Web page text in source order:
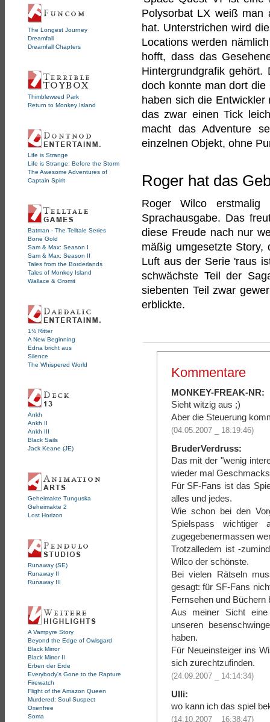
The Longest Journey
Dreamfall
Dreamfall Chapters
Thimbleweed Park
Return to Monkey Island
Life is Strange
Life is Strange: Before the Storm
The Awesome Adventures of
Captain Spirit
Batman - The Telltale Series
Bone Gold
Sam & Max: Season I
Sam & Max: Season II
Tales from the Borderlands
Tales of Monkey Island
Wallace & Gromit
1½ Ritter
A New Beginning
Edna bricht aus
Silence
The Whispered World
Ankh
Ankh II
Ankh III
Black Sails
Jack Keane (JE)
Geheimakte Tunguska
Geheimakte 2
Lost Horizon
Runaway (SE)
Runaway II
Runaway III
A Vampyre Story
Beyond the Edge of Owlsgard
Black Mirror
Black Mirror II
Erben der Erde
Everybody's Gone to the Rapture
Firewatch
Flight of the Amazon Queen
Murdered: Soul Suspect
Oxenfree
Soma
Polysorbat LX weiß man
hat. Unterstrichen wird
Locations werden
hofft, dass das
Hintergrundgrafik
doch konnte man dort
haben sich die
das zwar einen Tick
macht das Adventure
einzelnen Objekt, ohne
Roger hat das
Roger Wilco erstmalig
Sprachausgabe. Das
diese Freude nach nur
mäßig umgesetzte
Luft aus der Serie 'raus
schwächste Teil der
siebenten Teil zwar
erblickte.
Kommentare
MONKEY-FREAK-NR:
Sieht witzig aus ;)
Aber die Steuerung
(04.05.2007 _ 18:19:46)
BruderVerdruss:
Das mit der "wenig
wieder mal
Für SF-Fans ist das
alles und jedes.
Wie schon bei den
Spielspass
zugegebenermassen
Trotzalledem ist -
Wilco der schönste.
Bei vielen Rätseln
gesagt: für SF-Fans
Fernsehen und Büchern
Aus meiner Sicht
unseren
haben.
Für Neueinsteiger ins
sich zurechtzufinden.
(24.09.2007 _ 14:14:34)
Ulli:
wo kann ich das spiel
(14.10.2007 _ 16:38:47)